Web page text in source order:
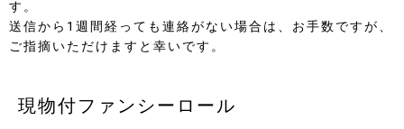
す。
送信から1週間経っても連絡がない場合は、お手数ですが、
ご指摘いただけますと幸いです。
現物付ファンシーロール